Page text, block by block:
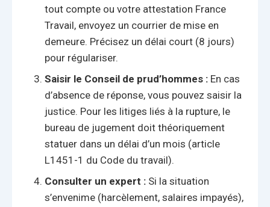
tout compte ou votre attestation France
Travail, envoyez un courrier de mise en
demeure. Précisez un délai court (8 jours)
pour régulariser.
Saisir le Conseil de prud’hommes : En cas
d’absence de réponse, vous pouvez saisir la
justice. Pour les litiges liés à la rupture, le
bureau de jugement doit théoriquement
statuer dans un délai d’un mois (article
L1451-1 du Code du travail).
Consulter un expert : Si la situation
s’envenime (harcèlement, salaires impayés),